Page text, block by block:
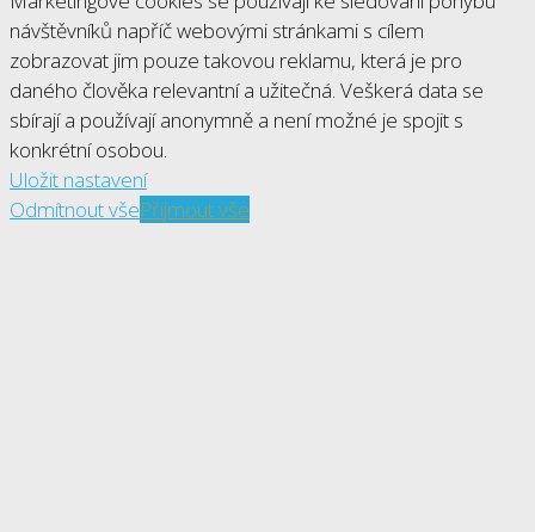
návštěvníků napříč webovými stránkami s cílem
zobrazovat jim pouze takovou reklamu, která je pro
daného člověka relevantní a užitečná. Veškerá data se
sbírají a používají anonymně a není možné je spojit s
konkrétní osobou.
Uložit nastavení
Odmítnout všePřijmout vše